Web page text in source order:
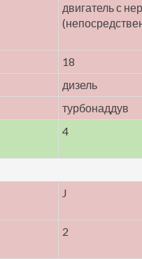
двигатель с
18
дизель
турбонаддув
4
J
2